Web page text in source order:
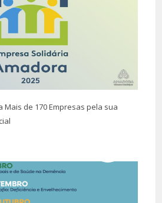
Mais de 170 Empresas pela sua